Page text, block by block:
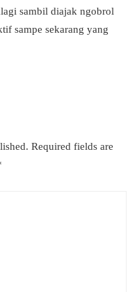
sambil diajak ngobrol
sampe sekarang yang
Required fields are